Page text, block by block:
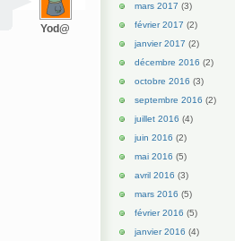
Yod@
mars 2017 (3)
février 2017 (2)
janvier 2017 (2)
décembre 2016 (2)
octobre 2016 (3)
septembre 2016 (2)
juillet 2016 (4)
juin 2016 (2)
mai 2016 (5)
avril 2016 (3)
mars 2016 (5)
février 2016 (5)
janvier 2016 (4)